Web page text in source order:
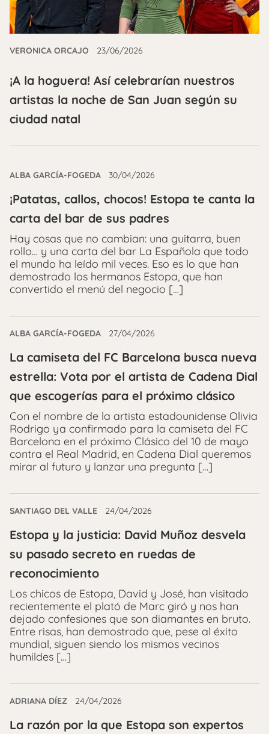
VERONICA ORCAJO 23/06/2026
¡A la hoguera! Así celebrarían nuestros
artistas la noche de San Juan según su
ciudad natal
ALBA GARCÍA-FOGEDA 30/04/2026
¡Patatas, callos, chocos! Estopa te canta la
carta del bar de sus padres
Hay cosas que no cambian: una guitarra, buen
rollo… y una carta del bar La Española que todo
el mundo ha leído mil veces. Eso es lo que han
demostrado los hermanos Estopa, que han
convertido el menú del negocio […]
ALBA GARCÍA-FOGEDA 27/04/2026
La camiseta del FC Barcelona busca nueva
estrella: Vota por el artista de Cadena Dial
que escogerías para el próximo clásico
Con el nombre de la artista estadounidense Olivia
Rodrigo ya confirmado para la camiseta del FC
Barcelona en el próximo Clásico del 10 de mayo
contra el Real Madrid, en Cadena Dial queremos
mirar al futuro y lanzar una pregunta […]
SANTIAGO DEL VALLE 24/04/2026
Estopa y la justicia: David Muñoz desvela
su pasado secreto en ruedas de
reconocimiento
Los chicos de Estopa, David y José, han visitado
recientemente el plató de Marc giró y nos han
dejado confesiones que son diamantes en bruto.
Entre risas, han demostrado que, pese al éxito
mundial, siguen siendo los mismos vecinos
humildes […]
ADRIANA DÍEZ 24/04/2026
La razón por la que Estopa son expertos